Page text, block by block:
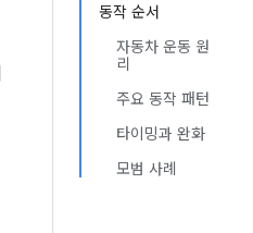
동작 순서
자동차 운동 원
리
주요 동작 패턴
타이밍과 완화
모범 사례